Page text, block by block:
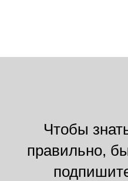
Чтобы
правильно,